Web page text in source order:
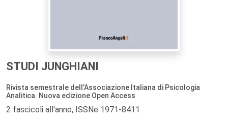
STUDI JUNGHIANI
Rivista semestrale dell’Associazione Italiana di Psicologia
Analitica. Nuova edizione Open Access
2 fascicoli all'anno, ISSNe 1971-8411